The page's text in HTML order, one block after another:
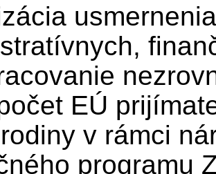
EÚ
v rámci
programu